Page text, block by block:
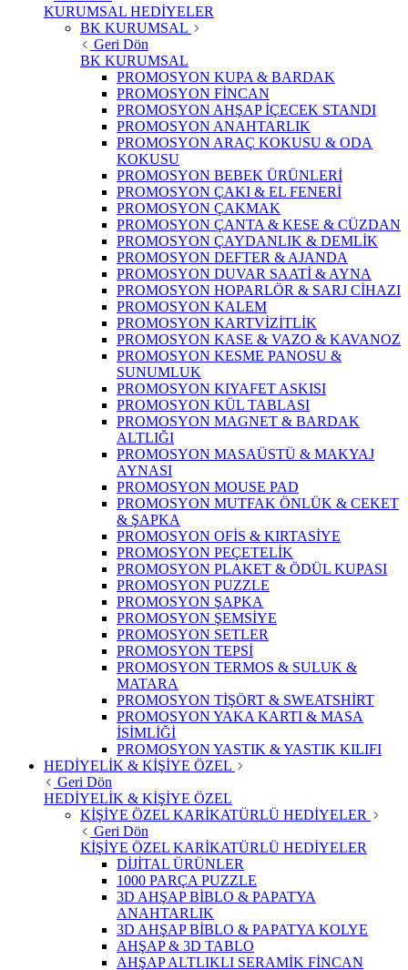
KURUMSAL HEDİYELER
BK KURUMSAL
Geri Dön
BK KURUMSAL
PROMOSYON KUPA & BARDAK
PROMOSYON FİNCAN
PROMOSYON AHŞAP İÇECEK STANDI
PROMOSYON ANAHTARLIK
PROMOSYON ARAÇ KOKUSU & ODA
KOKUSU
PROMOSYON BEBEK ÜRÜNLERİ
PROMOSYON ÇAKI & EL FENERİ
PROMOSYON ÇAKMAK
PROMOSYON ÇANTA & KESE & CÜZDAN
PROMOSYON ÇAYDANLIK & DEMLİK
PROMOSYON DEFTER & AJANDA
PROMOSYON DUVAR SAATİ & AYNA
PROMOSYON HOPARLÖR & SARJ CİHAZI
PROMOSYON KALEM
PROMOSYON KARTVİZİTLİK
PROMOSYON KASE & VAZO & KAVANOZ
PROMOSYON KESME PANOSU &
SUNUMLUK
PROMOSYON KIYAFET ASKISI
PROMOSYON KÜL TABLASI
PROMOSYON MAGNET & BARDAK
ALTLIĞI
PROMOSYON MASAÜSTÜ & MAKYAJ
AYNASI
PROMOSYON MOUSE PAD
PROMOSYON MUTFAK ÖNLÜK & CEKET
& ŞAPKA
PROMOSYON OFİS & KIRTASİYE
PROMOSYON PEÇETELİK
PROMOSYON PLAKET & ÖDÜL KUPASI
PROMOSYON PUZZLE
PROMOSYON ŞAPKA
PROMOSYON ŞEMSİYE
PROMOSYON SETLER
PROMOSYON TEPSİ
PROMOSYON TERMOS & SULUK &
MATARA
PROMOSYON TİŞÖRT & SWEATSHİRT
PROMOSYON YAKA KARTI & MASA
İSİMLİĞİ
PROMOSYON YASTIK & YASTIK KILIFI
HEDİYELİK & KİŞİYE ÖZEL
Geri Dön
HEDİYELİK & KİŞİYE ÖZEL
KİŞİYE ÖZEL KARİKATÜRLÜ HEDİYELER
Geri Dön
KİŞİYE ÖZEL KARİKATÜRLÜ HEDİYELER
DİJİTAL ÜRÜNLER
1000 PARÇA PUZZLE
3D AHŞAP BİBLO & PAPATYA
ANAHTARLIK
3D AHŞAP BİBLO & PAPATYA KOLYE
AHŞAP & 3D TABLO
AHŞAP ALTLIKLI SERAMİK FİNCAN